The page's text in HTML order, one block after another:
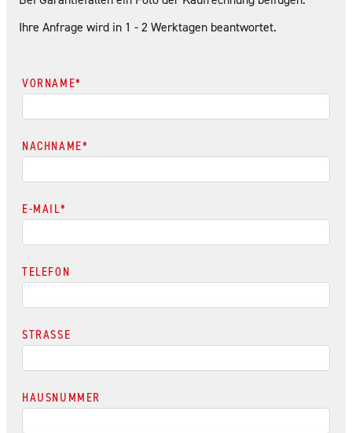
Ihre Anfrage wird in 1 - 2 Werktagen beantwortet.
VORNAME*
NACHNAME*
E-MAIL*
TELEFON
STRASSE
HAUSNUMMER